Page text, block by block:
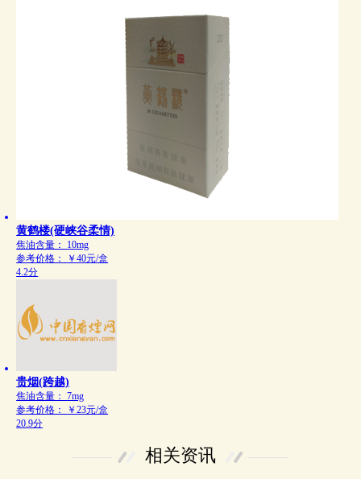
黄鹤楼(硬峡谷柔情)
焦油含量： 10mg
参考价格：
￥40元/盒
4.2分
贵烟(跨越)
焦油含量：7mg
参考价格：
￥23元/盒
20.9分
相关资讯